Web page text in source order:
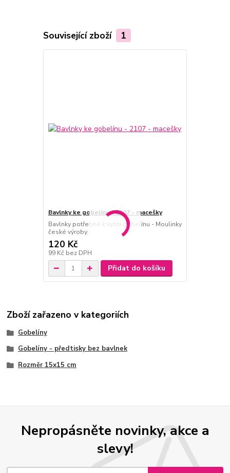
Související zboží 1
Bavlnky ke gobelínu - 2107 - macešky
Bavlnky potřebné k vyšití gobelínu - Moulinky
české výroby.
120 Kč
99 Kč bez DPH
Přidat do košíku
Zboží zařazeno v kategoriích
Gobelíny
Gobelíny - předtisky bez bavlnek
Rozměr 15x15 cm
Nepropásněte novinky, akce a
slevy!